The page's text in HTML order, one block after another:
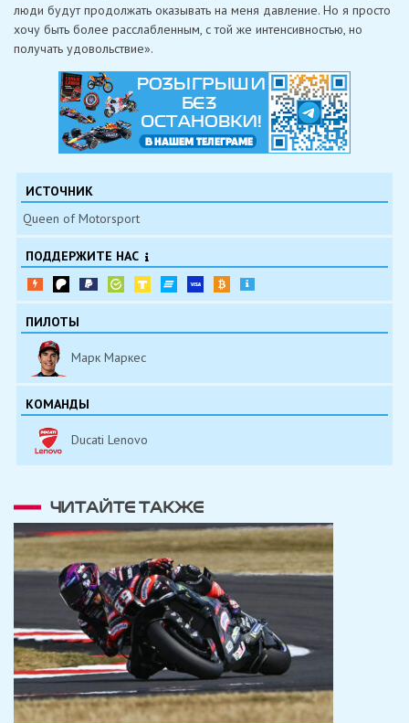
люди будут продолжать оказывать на меня давление. Но я просто
хочу быть более расслабленным, с той же интенсивностью, но
получать удовольствие».
ИСТОЧНИК
Queen of Motorsport
ПОДДЕРЖИТЕ НАС
ПИЛОТЫ
Марк Маркес
КОМАНДЫ
Ducati Lenovo
ЧИТАЙТЕ ТАКЖЕ